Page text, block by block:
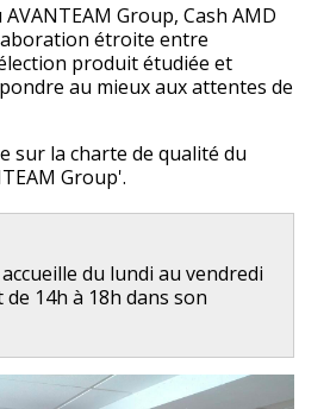
Group, Cash AMD
étroite entre
produit étudiée et
au mieux aux attentes de
sur la charte de qualité du
Group'.
du lundi au vendredi
de 14h à 18h dans son